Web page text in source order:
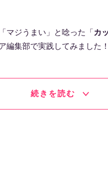
マジうまい」と唸った「 カ
編集部で実践してみました！
続きを読む